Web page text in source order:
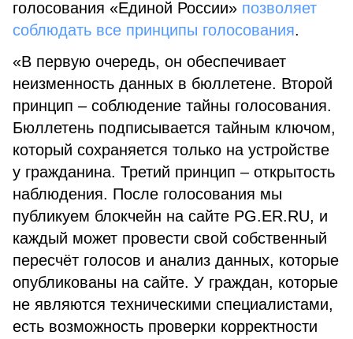
голосования «Единой России» позволяет
соблюдать все принципы голосования.
«В первую очередь, он обеспечивает
неизменность данных в бюллетене. Второй
принцип – соблюдение тайны голосования.
Бюллетень подписывается тайным ключом,
который сохраняется только на устройстве
у гражданина. Третий принцип – открытость
наблюдения. После голосования мы
публикуем блокчейн на сайте PG.ER.RU, и
каждый может провести свой собственный
пересчёт голосов и анализ данных, которые
опубликованы на сайте. У граждан, которые
не являются техническими специалистами,
есть возможность проверки корректности